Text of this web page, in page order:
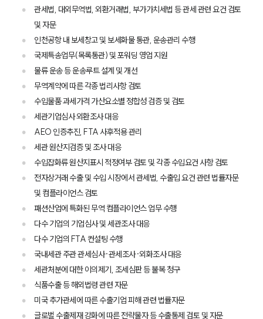
그룹소개
그룹소개
오시는 길
글로벌 파트너 로펌
고객의 소리
통합검색
AI대륜
업무사례
주요 업무사례
관세법, 대외무역법, 외환거래법, 부가가치세법 등 관세 관련 요건 검토
및 자문
인천공항 내 보세창고 및 보세화물 통관, 운송관리 수행
국제특송업무(목록통관) 및 포워딩 영업 지원
물류 운송 등 운송루트 설계 및 개선
무역계약에 따른 각종 법리사항 검토
수입물품 과세가격 가산요소별 정합성 검증 및 검토
세관기업심사 외환조사 대응
AEO 인증추진, FTA 사후적용 관리
세관 원산지검증 및 조사 대응
수입잡화류 원산지표시 적정여부 검토 및 각종 수입요건 사항 검토
전자상거래 수출 및 수입 시장에서 관세법, 수출입 요건 관련 법률자문
및 컴플라이언스 검토
패션산업에 특화된 무역 컴플라이언스 업무 수행
다수 기업의 기업심사 및 세관조사 대응
다수 기업의 FTA 컨설팅 수행
국내세관 주관 관세심사·관세조사·외화조사 대응
세관처분에 대한 이의제기, 조세심판 등 불복 청구
식품수출 등 해외법령 관련 자문
미국 추가관세에 따른 수출기업 피해 관련 법률자문
글로벌 수출제재 강화에 따른 전략물자 등 수출통제 검토 및 자문